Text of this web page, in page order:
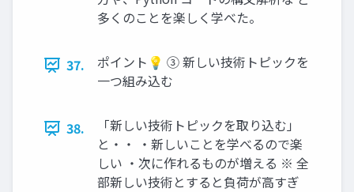
多くのことを楽しく学べた。
37.
ポイント💡 ③ 新しい技術トピックを
一つ組み込む
38.
「新しい技術トピックを取り込む」
と・・ ・新しいことを学べるので楽
しい ・次に作れるものが増える ※ 全
部新しい技術とすると負荷が高すぎ